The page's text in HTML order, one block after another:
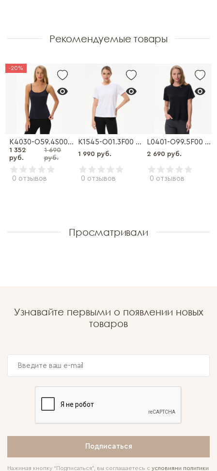
Рекомендуемые товары
-20%
K4030-O59.4S00 Майка
1 352
руб.
1 690
руб.
0 отзывов
K1545-O01.3F00 Футболка
1 990 руб.
0 отзывов
L0401-O99.5F00 Футболка
2 690 руб.
0 отзывов
Просматривали
Узнавайте первыми о появлении новых
товаров
Подписаться
Нажимая кнопку “Подписаться”, вы соглашаетесь с условиями политики